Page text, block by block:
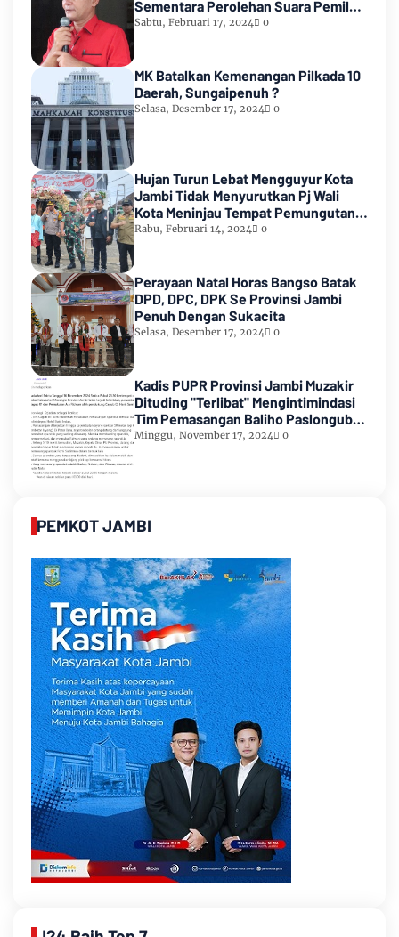
Sementara Perolehan Suara Pemilu
2024
Sabtu, Februari 17, 2024 0
MK Batalkan Kemenangan Pilkada 10
Daerah, Sungaipenuh ?
Selasa, Desember 17, 2024 0
Hujan Turun Lebat Mengguyur Kota
Jambi Tidak Menyurutkan Pj Wali
Kota Meninjau Tempat Pemungutan
Suara Pemilu 2024
Rabu, Februari 14, 2024 0
Perayaan Natal Horas Bangso Batak
DPD, DPC, DPK Se Provinsi Jambi
Penuh Dengan Sukacita
Selasa, Desember 17, 2024 0
Kadis PUPR Provinsi Jambi Muzakir
Dituding "Terlibat" Mengintimindasi
Tim Pemasangan Baliho Paslongub
Romi-Sudirman
Minggu, November 17, 2024 0
PEMKOT JAMBI